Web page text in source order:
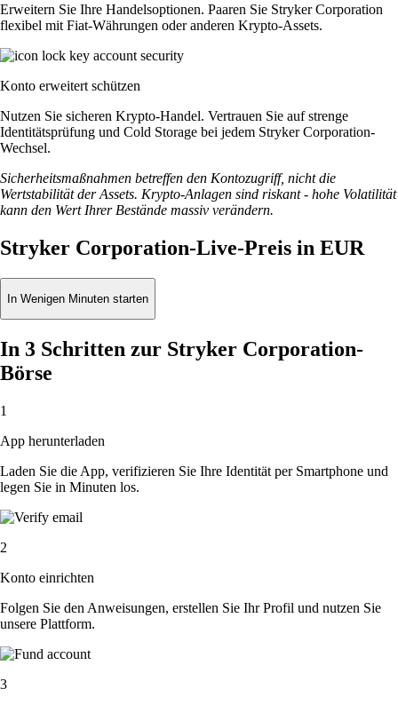
Erweitern Sie Ihre Handelsoptionen. Paaren Sie Stryker Corporation
flexibel mit Fiat-Währungen oder anderen Krypto-Assets.
Konto erweitert schützen
Nutzen Sie sicheren Krypto-Handel. Vertrauen Sie auf strenge
Identitätsprüfung und Cold Storage bei jedem Stryker Corporation-
Wechsel.
Sicherheitsmaßnahmen betreffen den Kontozugriff, nicht die
Wertstabilität der Assets. Krypto-Anlagen sind riskant - hohe Volatilität
kann den Wert Ihrer Bestände massiv verändern.
Stryker Corporation-Live-Preis in EUR
In Wenigen Minuten starten
In 3 Schritten zur Stryker Corporation-
Börse
1
App herunterladen
Laden Sie die App, verifizieren Sie Ihre Identität per Smartphone und
legen Sie in Minuten los.
2
Konto einrichten
Folgen Sie den Anweisungen, erstellen Sie Ihr Profil und nutzen Sie
unsere Plattform.
3